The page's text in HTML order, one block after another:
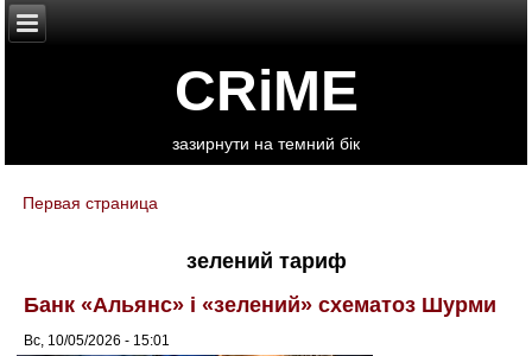
CRiME
зазирнути на темний бік
You are here
Первая страница
зелений тариф
Банк «Альянс» і «зелений» схематоз Шурми
Вс, 10/05/2026 - 15:01